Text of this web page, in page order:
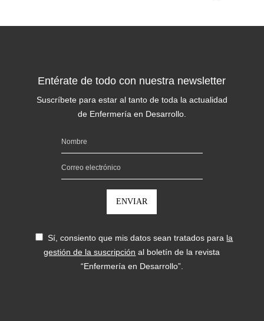
Entérate de todo con nuestra newsletter
Suscríbete para estar al tanto de toda la actualidad
de Enfermería en Desarrollo.
Sí, consiento que mis datos sean tratados para la
gestión de la suscripción al boletín de la revista
“Enfermería en Desarrollo”.